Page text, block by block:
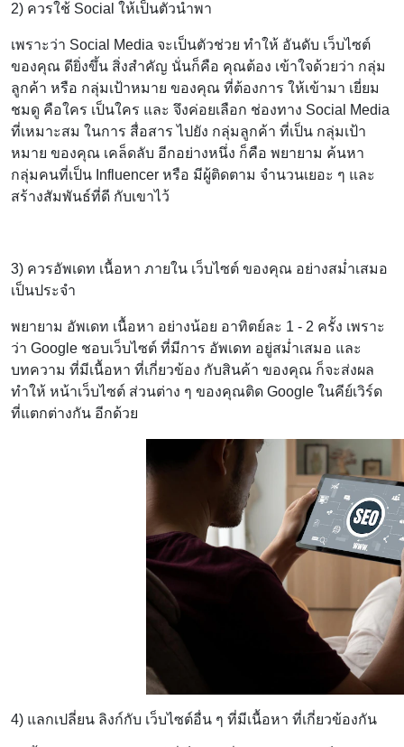
2) ควรใช้ Social ให้เป็นตัวนำพา
เพราะว่า Social Media จะเป็นตัวช่วย ทำให้ อันดับ เว็บไซต์
ของคุณ ดียิ่งขึ้น สิ่งสำคัญ นั่นก็คือ คุณต้อง เข้าใจด้วยว่า กลุ่ม
ลูกค้า หรือ กลุ่มเป้าหมาย ของคุณ ที่ต้องการ ให้เข้ามา เยี่ยม
ชมดู คือใคร เป็นใคร และ จึงค่อยเลือก ช่องทาง Social Media
ที่เหมาะสม ในการ สื่อสาร ไปยัง กลุ่มลูกค้า ที่เป็น กลุ่มเป้า
หมาย ของคุณ เคล็ดลับ อีกอย่างหนึ่ง ก็คือ พยายาม ค้นหา
กลุ่มคนที่เป็น Influencer หรือ มีผู้ติดตาม จำนวนเยอะ ๆ และ
สร้างสัมพันธ์ที่ดี กับเขาไว้
3) ควรอัพเดท เนื้อหา ภายใน เว็บไซต์ ของคุณ อย่างสม่ำเสมอ
เป็นประจำ
พยายาม อัพเดท เนื้อหา อย่างน้อย อาทิตย์ละ 1 - 2 ครั้ง เพราะ
ว่า Google ชอบเว็บไซต์ ที่มีการ อัพเดท อยู่สม่ำเสมอ และ
บทความ ที่มีเนื้อหา ที่เกี่ยวข้อง กับสินค้า ของคุณ ก็จะส่งผล
ทำให้ หน้าเว็บไซต์ ส่วนต่าง ๆ ของคุณติด Google ในคีย์เวิร์ด
ที่แตกต่างกัน อีกด้วย
4) แลกเปลี่ยน ลิงก์กับ เว็บไซต์อื่น ๆ ที่มีเนื้อหา ที่เกี่ยวข้องกัน